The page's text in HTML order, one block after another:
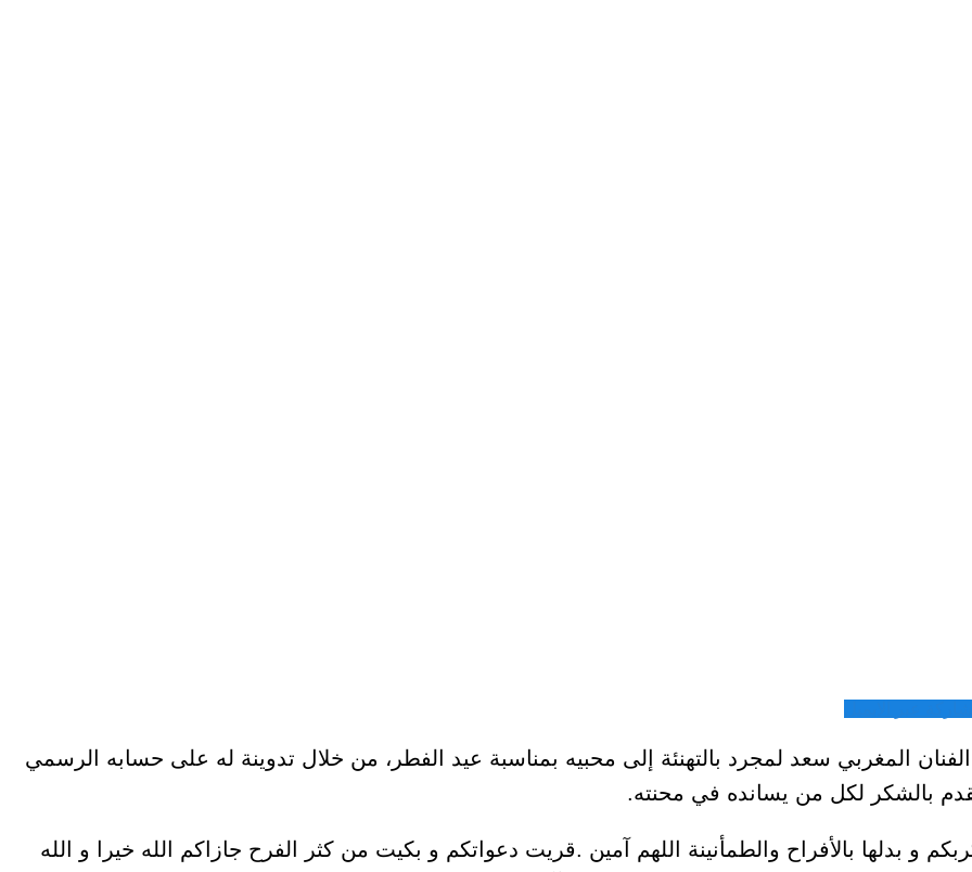
المغربي سعد لمجرد بالتهنئة إلى محبيه بمناسبة عيد الفطر، من خلال تدوينة له على حسابه الرسمي
بالشكر لكل من يسانده في محنته.
و بدلها بالأفراح والطمأنينة اللهم آمين .قريت دعواتكم و بكيت من كثر الفرح جازاكم الله خيرا و الله